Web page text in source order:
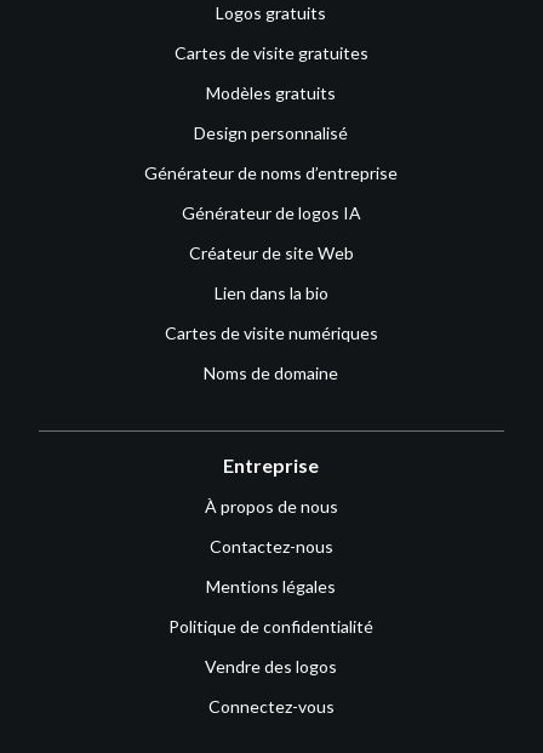
Logos gratuits
Cartes de visite gratuites
Modèles gratuits
Design personnalisé
Générateur de noms d’entreprise
Générateur de logos IA
Créateur de site Web
Lien dans la bio
Cartes de visite numériques
Noms de domaine
Entreprise
À propos de nous
Contactez-nous
Mentions légales
Politique de confidentialité
Vendre des logos
Connectez-vous